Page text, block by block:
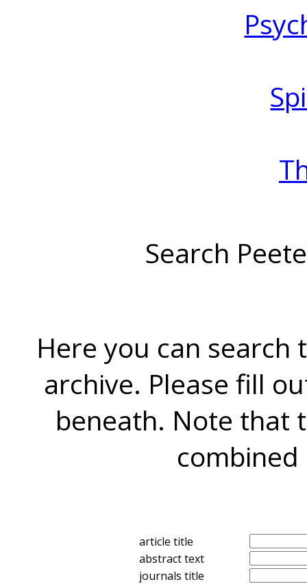
Search
Here you can search
archive. Please fill
beneath. Note that
combined
article title
abstract text
journals title